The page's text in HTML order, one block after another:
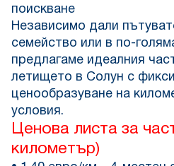
поискване
Независимо дали
семейство или в по-
предлагаме идеалния
летището в Солун с
ценообразуване на
условия.
Ценова листа за
километър)